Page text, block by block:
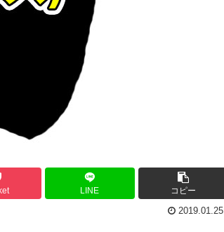
LINE コピー
2019.01.25